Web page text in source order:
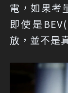
電，如果考
即使是
放，並不是